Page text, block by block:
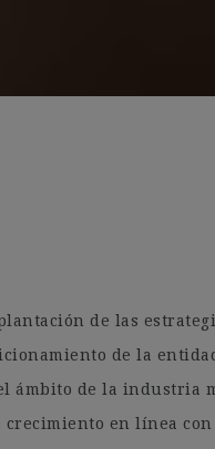
de las
de la
ámbito de la industria
en línea